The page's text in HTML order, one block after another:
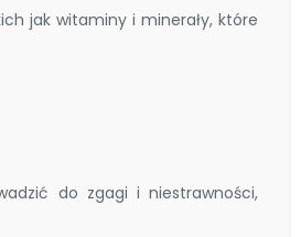
jak witaminy i minerały, które
do zgagi i niestrawności,